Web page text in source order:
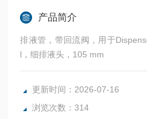
5 mm
产品简介
排液管，带回流阀，用于
l，细排液头，105 mm
更新时间：2026-07-16
浏览次数：314